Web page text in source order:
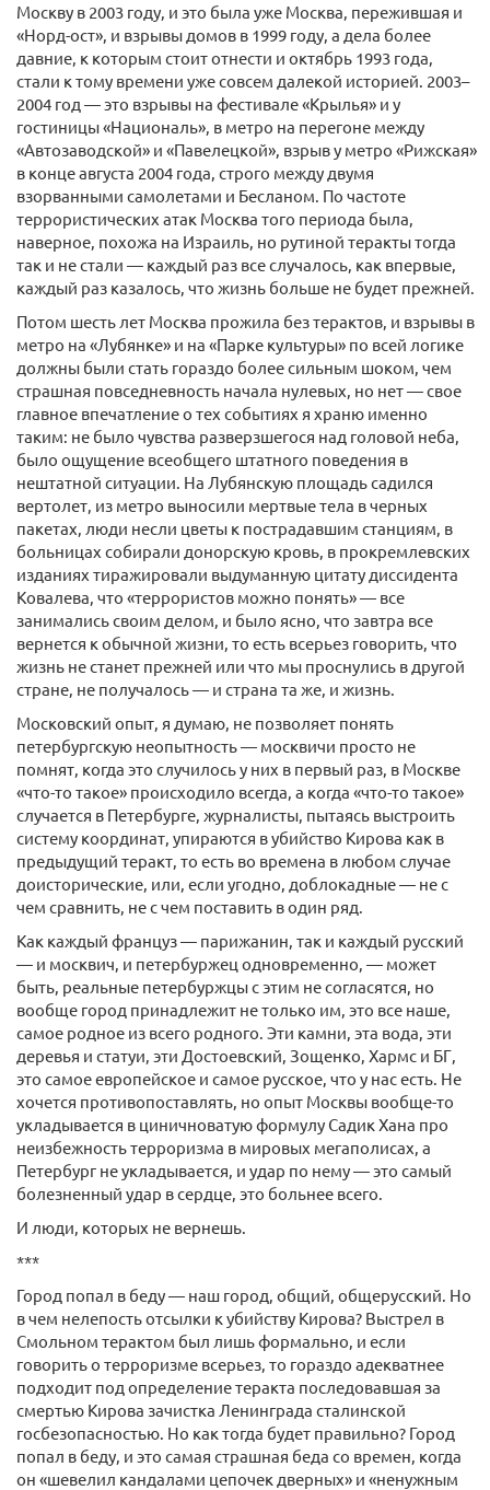
Москву в 2003 году, и это была уже Москва, пережившая и
«Норд-ост», и взрывы домов в 1999 году, а дела более
давние, к которым стоит отнести и октябрь 1993 года,
стали к тому времени уже совсем далекой историей. 2003–
2004 год — это взрывы на фестивале «Крылья» и у
гостиницы «Националь», в метро на перегоне между
«Автозаводской» и «Павелецкой», взрыв у метро «Рижская»
в конце августа 2004 года, строго между двумя
взорванными самолетами и Бесланом. По частоте
террористических атак Москва того периода была,
наверное, похожа на Израиль, но рутиной теракты тогда
так и не стали — каждый раз все случалось, как впервые,
каждый раз казалось, что жизнь больше не будет прежней.
Потом шесть лет Москва прожила без терактов, и взрывы в
метро на «Лубянке» и на «Парке культуры» по всей логике
должны были стать гораздо более сильным шоком, чем
страшная повседневность начала нулевых, но нет — свое
главное впечатление о тех событиях я храню именно
таким: не было чувства разверзшегося над головой неба,
было ощущение всеобщего штатного поведения в
нештатной ситуации. На Лубянскую площадь садился
вертолет, из метро выносили мертвые тела в черных
пакетах, люди несли цветы к пострадавшим станциям, в
больницах собирали донорскую кровь, в прокремлевских
изданиях тиражировали выдуманную цитату диссидента
Ковалева, что «террористов можно понять» — все
занимались своим делом, и было ясно, что завтра все
вернется к обычной жизни, то есть всерьез говорить, что
жизнь не станет прежней или что мы проснулись в другой
стране, не получалось — и страна та же, и жизнь.
Московский опыт, я думаю, не позволяет понять
петербургскую неопытность — москвичи просто не
помнят, когда это случилось у них в первый раз, в Москве
«что-то такое» происходило всегда, а когда «что-то такое»
случается в Петербурге, журналисты, пытаясь выстроить
систему координат, упираются в убийство Кирова как в
предыдущий теракт, то есть во времена в любом случае
доисторические, или, если угодно, доблокадные — не с
чем сравнить, не с чем поставить в один ряд.
Как каждый француз — парижанин, так и каждый русский
— и москвич, и петербуржец одновременно, — может
быть, реальные петербуржцы с этим не согласятся, но
вообще город принадлежит не только им, это все наше,
самое родное из всего родного. Эти камни, эта вода, эти
деревья и статуи, эти Достоевский, Зощенко, Хармс и БГ,
это самое европейское и самое русское, что у нас есть. Не
хочется противопоставлять, но опыт Москвы вообще-то
укладывается в циничноватую формулу Садик Хана про
неизбежность терроризма в мировых мегаполисах, а
Петербург не укладывается, и удар по нему — это самый
болезненный удар в сердце, это больнее всего.
И люди, которых не вернешь.
***
Город попал в беду — наш город, общий, общерусский. Но
в чем нелепость отсылки к убийству Кирова? Выстрел в
Смольном терактом был лишь формально, и если
говорить о терроризме всерьез, то гораздо адекватнее
подходит под определение теракта последовавшая за
смертью Кирова зачистка Ленинграда сталинской
госбезопасностью. Но как тогда будет правильно? Город
попал в беду, и это самая страшная беда со времен, когда
он «шевелил кандалами цепочек дверных» и «ненужным